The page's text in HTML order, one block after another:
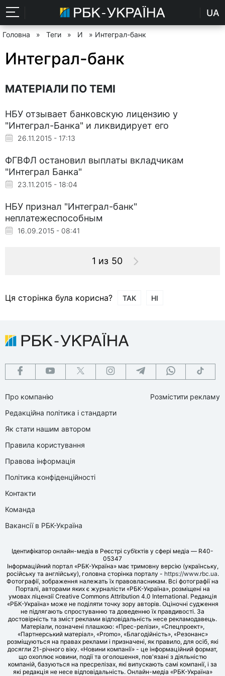
UA
Головна » Теги » И » Интеграл-банк
Интеграл-банк
МАТЕРІАЛИ ПО ТЕМІ
НБУ отзывает банковскую лицензию у
"Интеграл-Банка" и ликвидирует его
26.11.2015 - 17:13
ФГВФЛ остановил выплаты вкладчикам
"Интеграл Банка"
23.11.2015 - 18:04
НБУ признал "Интеграл-банк"
неплатежеспособным
16.09.2015 - 08:41
1 из 50
Ця сторінка була корисна? ТАК НІ
Про компанію
Редакційна політика і стандарти
Як стати нашим автором
Правила користування
Правова інформація
Політика конфіденційності
Контакти
Команда
Вакансії в РБК-Україна
Розмістити рекламу
Ідентифікатор онлайн-медіа в Реєстрі суб’єктів у сфері медіа — R40-
05347
Інформаційний портал «РБК-Україна» має тримовну версію (українську,
російську та англійську), головна сторінка порталу - https://www.rbc.ua.
Фотографії, зображення належать їх правовласникам. Всі фотографії на
Порталі, авторами яких є журналісти «РБК-Україна», розміщені на
умовах ліцензії Creative Commons Attribution 4.0 International. Редакція
«РБК-Україна» може не поділяти точку зору авторів. Оціночні судження
не підлягають спростуванню та доведенню їх правдивості. За
достовірність та зміст реклами відповідальність несе рекламодавець.
Матеріали, позначені плашкою: «Прес-релізи», «Спецпроект»,
«Партнерський матеріал», «Promo», «Благодійність», «Резонанс»
розміщуються на правах реклами і призначені, як правило, для осіб, які
досягли 21-річного віку. «Новини компанії» - це інформаційний формат,
що охоплює новини, події та оголошення, пов'язані з діяльністю
компаній, базуються на пресрелізах, які випускають самі компанії, і за
які редакція не несе відповідальність. Онлайн-медіа «РБК-Україна»